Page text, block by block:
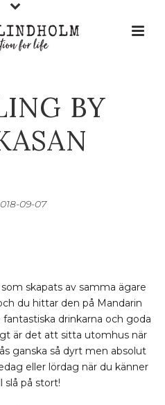
BY
09-07
skapats av samma ägare
du hittar den på Mandarin
drinkarna och goda
är det att sitta utomhus när
ganska så dyrt men absolut
eller lördag när du känner
slå på stort!